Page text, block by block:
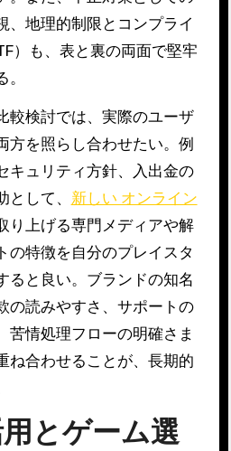
、地理的制限とコンプライ
）も、表と裏の両面で堅牢
較検討では、実際のユーザ
方を照らし合わせたい。例
キュリティ方針、入出金の
して、 新しい オンライン
り上げる専門メディアや解
の特徴を自分のプレイスタ
ると良い。ブランドの知名
の読みやすさ、サポートの
苦情処理フローの明確さま
ね合わせることが、長期的
とゲーム選